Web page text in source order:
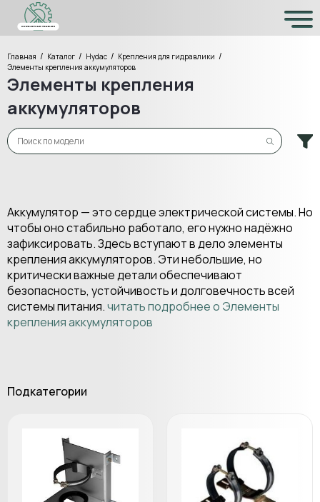
Главная / Каталог / Hydac / Крепления для гидравлики /
Элементы крепления аккумуляторов
Элементы крепления
аккумуляторов
Аккумулятор — это сердце электрической системы. Но
чтобы оно стабильно работало, его нужно надёжно
зафиксировать. Здесь вступают в дело элементы
крепления аккумуляторов. Эти небольшие, но
критически важные детали обеспечивают
безопасность, устойчивость и долговечность всей
системы питания.читать подробнее о Элементы
крепления аккумуляторов
Подкатегории